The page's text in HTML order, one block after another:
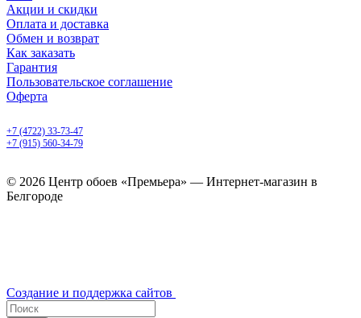
Акции и скидки
Оплата и доставка
Обмен и возврат
Как заказать
Гарантия
Пользовательское соглашение
Оферта
+7 (4722) 33-73-47
+7 (915) 560-34-79
© 2026 Центр обоев «Премьера» — Интернет-магазин в
Белгороде
Создание и поддержка сайтов